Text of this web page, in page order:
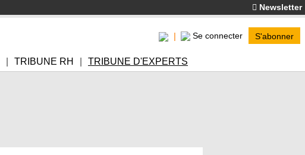
Newsletter
Se connecter S'abonner
TRIBUNE RH TRIBUNE D'EXPERTS